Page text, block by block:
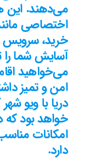
می‌دهند. این
اختصاصی
خرید، سرویس
آسایش شما را
می‌خواهید
امن و تمیز
دریا با ویو
خواهد بود که
امکانات مناسب
دارد.